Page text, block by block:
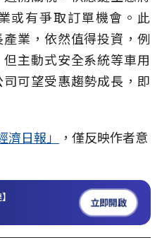
或有爭取訂單機會。此
業，依然值得投資，例
主動式安全系統等車用
可望受惠趨勢成長，即
濟日報」
，僅反映作者意
立即開啟